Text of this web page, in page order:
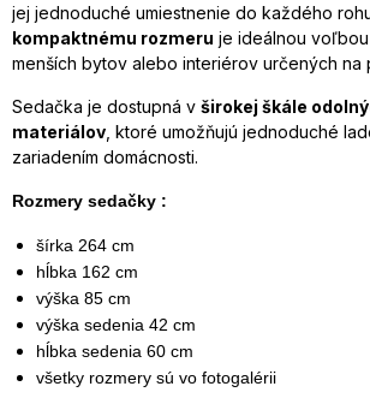
jej jednoduché umiestnenie do každého
kompaktnému rozmeru je ideálnou
menších bytov alebo interiérov určených na
Sedačka je dostupná v širokej škále
materiálov , ktoré umožňujú jednoduché
zariadením domácnosti.
Rozmery sedačky :
šírka 264 cm
hĺbka 162 cm
výška 85 cm
výška sedenia 42 cm
hĺbka sedenia 60 cm
všetky rozmery sú vo fotogalérii